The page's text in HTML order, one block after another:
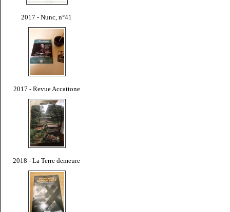
2017 - Nunc, n°41
2017 - Revue Accattone
2018 - La Terre demeure